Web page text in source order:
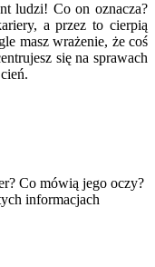
ludzi! Co on oznacza?
a przez to cierpią
masz wrażenie, że coś
się na sprawach
Co mówią jego oczy?
informacjach